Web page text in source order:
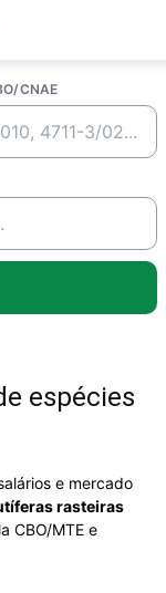
CNAE
espécies
e mercado
rasteiras
CBO/MTE e